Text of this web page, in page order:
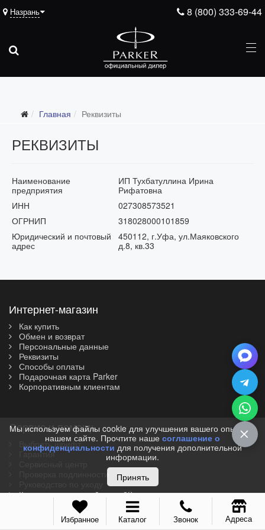
8 (800) 333-69-44
Назрань
Главная Реквизиты
РЕКВИЗИТЫ
Наименование
предприятия
ИП Тухбатуллина Ирина
Рифатовна
ИНН
027308573521
ОГРНИП
318028000101859
Юридический и почтовый
адрес
450112, г.Уфа, ул.Маяковского
д.8, кв.33
Интернет-магазин
Как купить
Обмен и возврат
Персональные данные
Реквизиты
Способы оплаты
Подарочная карта Parker
Корпоративным клиентам
Сервис и помощь
Выбрать шрифт
Гарантия
Проверка подлинности
Как писать перьевой ручкой?
Информация
Популярные вопросы
Избранное Каталог Звонок Адреса
Мы используем файлы cookie для улучшения вашего опыта на
нашем сайте. Прочтите наше соглашение о
конфиденциальности для получения дополнительной
информации.
Принять